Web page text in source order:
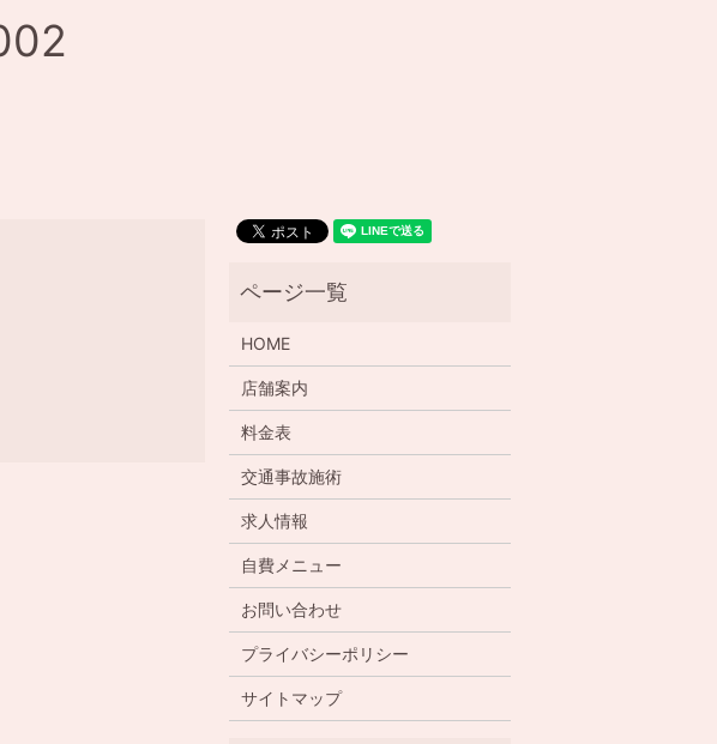
HOME
店舗案内
料金表
交通事故施術
求人情報
自費メニュー
お問い合わせ
プライバシーポリシー
サイトマップ